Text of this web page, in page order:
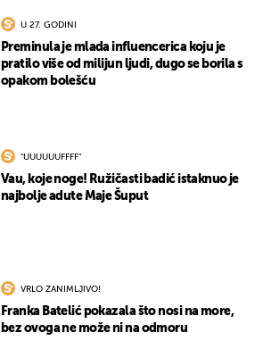
U 27. GODINI
Preminula je mlada influencerica koju je
pratilo više od milijun ljudi, dugo se borila s
opakom bolešću
"UUUUUUFFFF"
Vau, koje noge! Ružičasti badić istaknuo je
najbolje adute Maje Šuput
VRLO ZANIMLJIVO!
Franka Batelić pokazala što nosi na more,
bez ovoga ne može ni na odmoru